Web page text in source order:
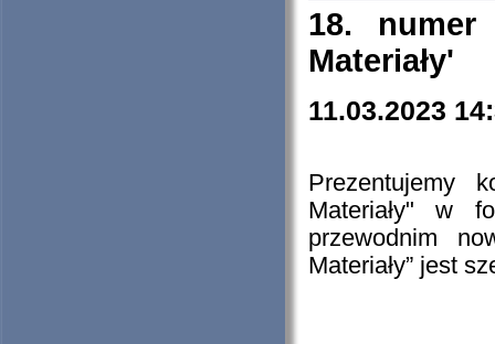
18. numer
Materiały'
11.03.2023
Prezentujemy
Materiały" w
przewodnim
Materiały” jest